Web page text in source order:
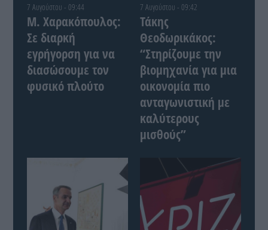
7 Αυγούστου - 09:44
Μ. Χαρακόπουλος:
Σε διαρκή
εγρήγορση για να
διασώσουμε τον
φυσικό πλούτο
7 Αυγούστου - 09:42
Τάκης
Θεοδωρικάκος:
“Στηρίζουμε την
βιομηχανία για μια
οικονομία πιο
ανταγωνιστική με
καλύτερους
μισθούς”